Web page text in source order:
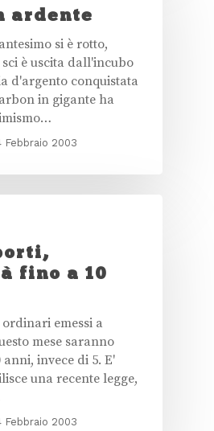
ardente
si è rotto,
è uscita dall'incubo
d'argento conquistata
in gigante ha
Febbraio 2003
fino a 10
emessi a
mese saranno
invece di 5. E'
una recente legge,
Febbraio 2003